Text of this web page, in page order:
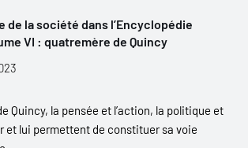
de la société dans l’Encyclopédie
VI : quatremère de Quincy
Quincy, la pensée et l’action, la politique et
et lui permettent de constituer sa voie